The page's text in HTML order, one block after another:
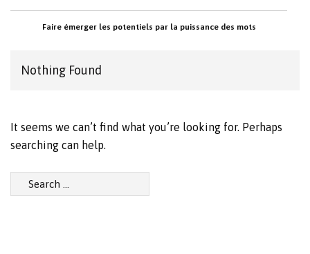
Faire émerger les potentiels par la puissance des mots
Nothing Found
It seems we can’t find what you’re looking for. Perhaps
searching can help.
Search
for: